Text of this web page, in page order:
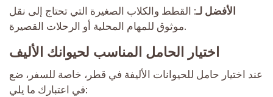
الأفضل لـ: القطط والكلاب الصغيرة التي تحتاج إلى نقل
موثوق للمهام المحلية أو الرحلات القصيرة.
اختيار الحامل المناسب لحيوانك الأليف
عند اختيار حامل للحيوانات الأليفة في قطر، خاصة للسفر، ضع
في اعتبارك ما يلي: